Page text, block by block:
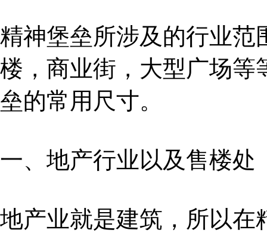
精神堡垒所涉及的行业范
楼，商业街，大型广场等
垒的常用尺寸。
一、地产行业以及售楼处
地产业就是建筑，所以在